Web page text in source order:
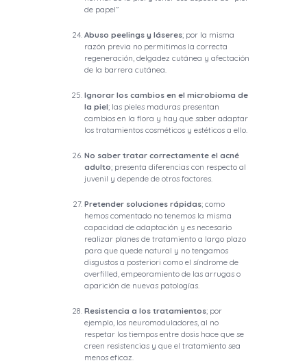
de papel”
Abuso peelings y láseres; por la misma
razón previa no permitimos la correcta
regeneración, delgadez cutánea y afectación
de la barrera cutánea.
Ignorar los cambios en el microbioma de
la piel; las pieles maduras presentan
cambios en la flora y hay que saber adaptar
los tratamientos cosméticos y estéticos a ello.
No saber tratar correctamente el acné
adulto; presenta diferencias con respecto al
juvenil y depende de otros factores.
Pretender soluciones rápidas; como
hemos comentado no tenemos la misma
capacidad de adaptación y es necesario
realizar planes de tratamiento a largo plazo
para que quede natural y no tengamos
disgustos a posteriori como el síndrome de
overfilled, empeoramiento de las arrugas o
aparición de nuevas patologías.
Resistencia a los tratamientos; por
ejemplo, los neuromoduladores, al no
respetar los tiempos entre dosis hace que se
creen resistencias y que el tratamiento sea
menos eficaz.